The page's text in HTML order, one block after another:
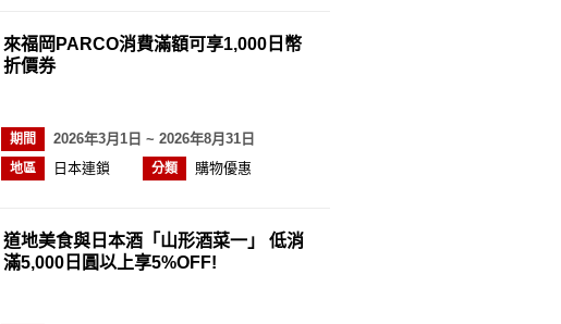
來福岡PARCO消費滿額可享1,000日幣
折價券
期間 2026年3月1日 ~ 2026年8月31日
地區 日本連鎖 分類 購物優惠
道地美食與日本酒「山形酒菜一」 低消
滿5,000日圓以上享5%OFF!